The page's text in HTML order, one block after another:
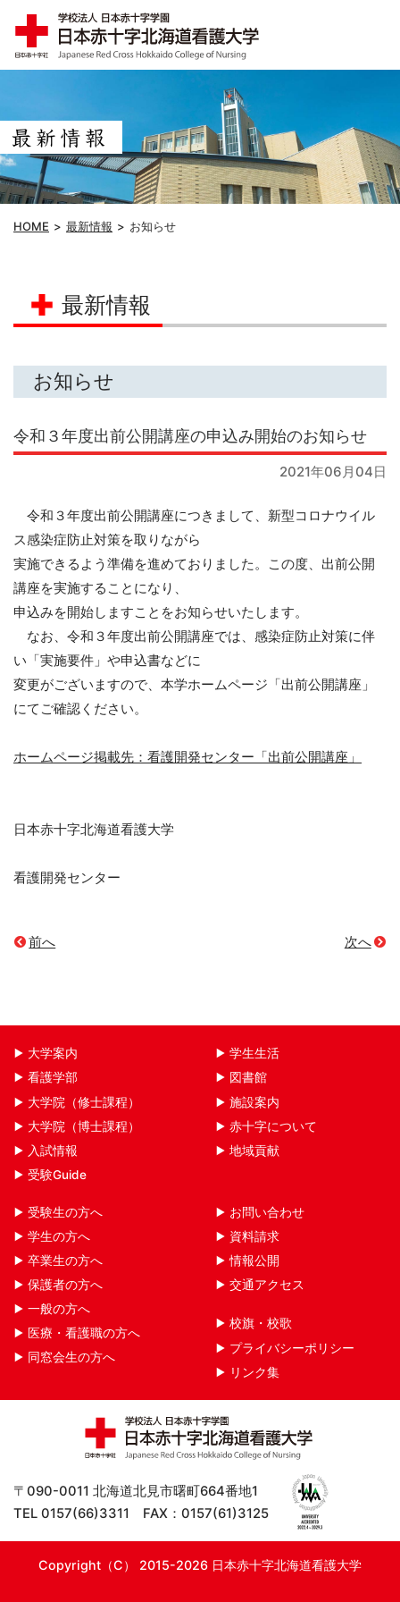
HOME 最新情報 お知らせ
最新情報
お知らせ
令和３年度出前公開講座の申込み開始のお知らせ
2021年06月04日
令和３年度出前公開講座につきまして、新型コロナウイル
ス感染症防止対策を取りながら
実施できるよう準備を進めておりました。この度、出前公開
講座を実施することになり、
申込みを開始しますことをお知らせいたします。
なお、令和３年度出前公開講座では、感染症防止対策に伴
い「実施要件」や申込書などに
変更がございますので、本学ホームページ「出前公開講座」
にてご確認ください。
ホームページ掲載先：看護開発センター「出前公開講座」
日本赤十字北海道看護大学
看護開発センター
前へ 次へ
大学案内
看護学部
大学院（修士課程）
大学院（博士課程）
入試情報
受験Guide
学生生活
図書館
施設案内
赤十字について
地域貢献
受験生の方へ
学生の方へ
卒業生の方へ
保護者の方へ
一般の方へ
医療・看護職の方へ
同窓会生の方へ
お問い合わせ
資料請求
情報公開
交通アクセス
校旗・校歌
プライバシーポリシー
リンク集
〒090-0011 北海道北見市曙町664番地1
TEL 0157(66)3311 FAX：0157(61)3125
Copyright（C） 2015-2026 日本赤十字北海道看護大学